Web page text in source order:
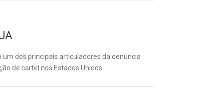
dos principais articuladores da denúncia
de cartel nos Estados Unidos.